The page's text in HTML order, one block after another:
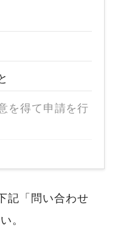
を得て申請を行
記「問い合わせ
。